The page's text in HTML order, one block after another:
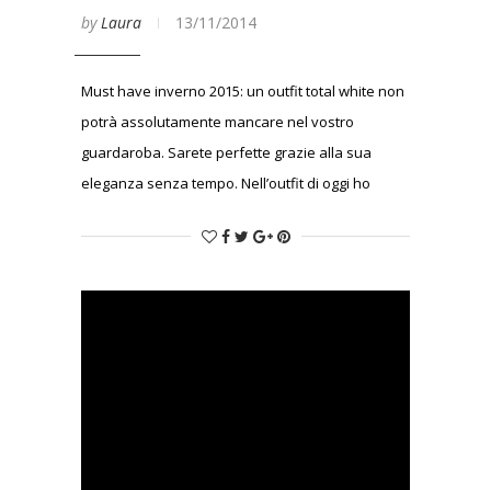
byLaura 13/11/2014
Must have inverno 2015: un outfit total white non
potrà assolutamente mancare nel vostro
guardaroba. Sarete perfette grazie alla sua
eleganza senza tempo. Nell’outfit di oggi ho
maniche corte ad un paio di pantaloni dello